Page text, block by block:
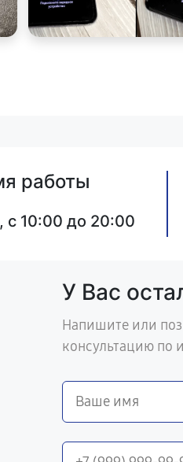
работы
с 10:00 до 20:00
У Вас
Напишите или
консультацию по